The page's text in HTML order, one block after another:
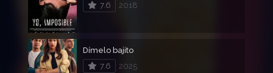
7.6
2018
Dímelo bajito
7.6
2025